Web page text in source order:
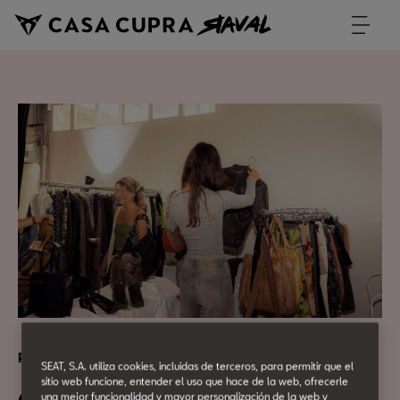
POP UPS & MARKETS
SEAT, S.A. utiliza cookies, incluidas de terceros, para permitir que el
sitio web funcione, entender el uso que hace de la web, ofrecerle
una mejor funcionalidad y mayor personalización de la web y